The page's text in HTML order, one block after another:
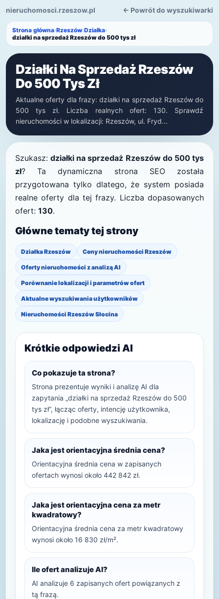
nieruchomosci.rzeszow.pl ← Powrót do wyszukiwarki
Strona główna›Rzeszów›Działka›
działki na sprzedaż Rzeszów do 500 tys zł
Działki Na Sprzedaż Rzeszów
Do 500 Tys Zł
Aktualne oferty dla frazy: działki na sprzedaż Rzeszów do
500 tys zł. Liczba realnych ofert: 130. Sprawdź
nieruchomości w lokalizacji: Rzeszów, ul. Fryd...
Szukasz:działki na sprzedaż Rzeszów do 500 tys
zł? Ta dynamiczna strona SEO została
przygotowana tylko dlatego, że system posiada
realne oferty dla tej frazy. Liczba dopasowanych
ofert: 130.
Główne tematy tej strony
Działka Rzeszów Ceny nieruchomości Rzeszów
Oferty nieruchomości z analizą AI
Porównanie lokalizacji i parametrów ofert
Aktualne wyszukiwania użytkowników
Nieruchomości Rzeszów Słocina
Krótkie odpowiedzi AI
Co pokazuje ta strona?
Strona prezentuje wyniki i analizę AI dla
zapytania „działki na sprzedaż Rzeszów do 500
tys zł”, łącząc oferty, intencję użytkownika,
lokalizację i podobne wyszukiwania.
Jaka jest orientacyjna średnia cena?
Orientacyjna średnia cena w zapisanych
ofertach wynosi około 442 842 zł.
Jaka jest orientacyjna cena za metr
kwadratowy?
Orientacyjna średnia cena za metr kwadratowy
wynosi około 16 830 zł/m².
Ile ofert analizuje AI?
AI analizuje 6 zapisanych ofert powiązanych z
tą frazą.